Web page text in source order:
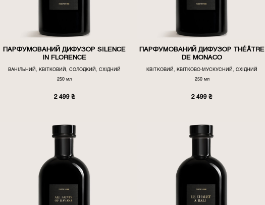
ПАРФУМОВАНИЙ ДИФУЗОР SILENCE
IN FLORENCE
ВАНІЛЬНИЙ, КВІТКОВИЙ, СОЛОДКИЙ, СХІДНИЙ
250 мл
2 499 ₴
ПАРФУМОВАНИЙ ДИФУЗОР THÉÂTRE
DE MONACO
КВІТКОВИЙ, КВІТКОВО-МУСКУСНИЙ, СХІДНИЙ
250 мл
2 499₴